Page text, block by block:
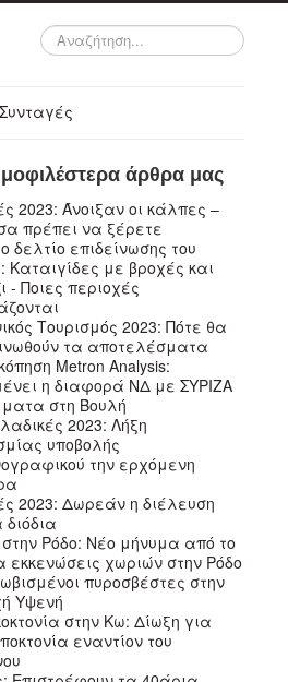
Αναζήτηση...
Συνταγές
άρθρα μας
2023: Άνοιξαν οι κάλπες –
πρέπει να ξέρετε
δελτίο επιδείνωσης του
Καταιγίδες με βροχές και
- Ποιες περιοχές
Τουρισμός 2023: Πότε θα
τα αποτελέσματα
Metron Analysis:
η διαφορά ΝΔ με ΣΥΡΙΖΑ
στη Βουλή
2023: Λήξη
υποβολής
την ερχόμενη
2023: Δωρεάν η διέλευση
Ρόδο: Νέο μήνυμα από το
εκκενώσεις χωριών στην Ρόδο
πυροσβέστες στην
Υψενή
στην Κω: Δίωξη για
εναντίον του